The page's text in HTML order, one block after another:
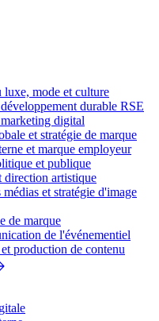
mode et culture
durable RSE
digital
et stratégie de marque
et marque employeur
et publique
direction artistique
et stratégie d'image
de marque
de l'événementiel
production de contenu